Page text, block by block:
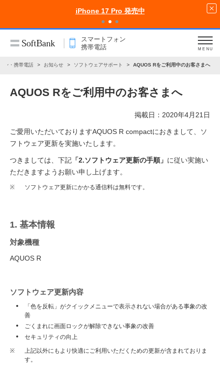
iPhone 17 Pro 発売中
スマートフォン
携帯電話
MENU
ン・携帯電話 お知らせ ソフトウェアサポート AQUOS Rをご利用中のお客さまへ
AQUOS Rをご利用中のお客さまへ
掲載日：2020年4月21日
ご愛用いただいておりますAQUOS R compactにおきまして、ソ
フトウェア更新を実施いたします。
つきましては、下記 「2.ソフトウェア更新の手順」 に従い実施い
ただきますようお願い申し上げます。
※ ソフトウェア更新にかかる通信料は無料です。
1. 基本情報
対象機種
AQUOS R
ソフトウェア更新内容
「色を反転」がクイックメニューで表示されない場合がある事象の改
善
ごくまれに画面ロックが解除できない事象の改善
セキュリティの向上
※
上記以外にもより快適にご利用いただくための更新が含まれておりま
す。